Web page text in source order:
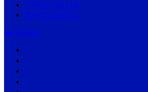
신학라이브러리
Bread University
sitemap